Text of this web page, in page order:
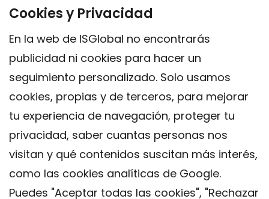
Cookies y Privacidad
En la web de ISGlobal no encontrarás
publicidad ni cookies para hacer un
seguimiento personalizado. Solo usamos
cookies, propias y de terceros, para mejorar
tu experiencia de navegación, proteger tu
privacidad, saber cuantas personas nos
visitan y qué contenidos suscitan más interés,
como las cookies analíticas de Google.
Puedes "Aceptar todas las cookies", "Rechazar